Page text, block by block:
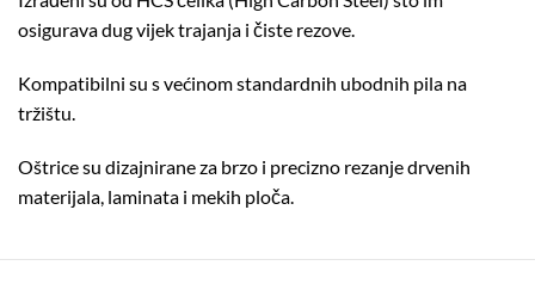
osigurava dug vijek trajanja i čiste rezove.
Kompatibilni su s većinom standardnih ubodnih pila na
tržištu.
Oštrice su dizajnirane za brzo i precizno rezanje drvenih
materijala, laminata i mekih ploča.